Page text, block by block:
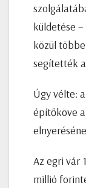
küldetése
közül
segítették
Úgy vélte:
építőköve
Az egri vár
millió